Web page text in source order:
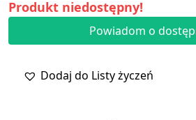
Produkt niedostępny!
Powiadom o
Dodaj do Listy życzeń